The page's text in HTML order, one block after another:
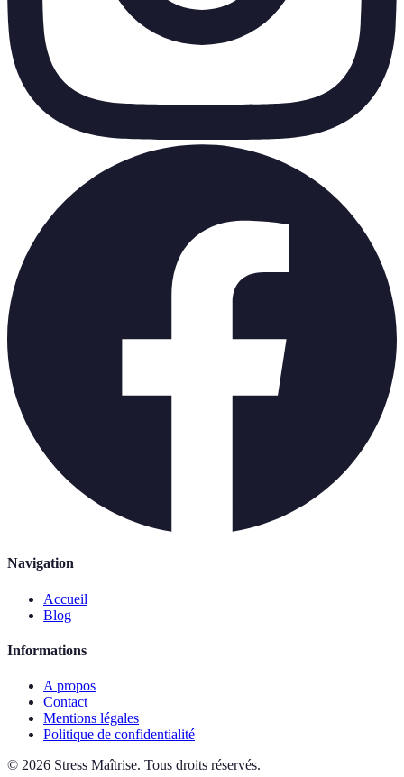
Navigation
Accueil
Blog
Informations
A propos
Contact
Mentions légales
Politique de confidentialité
© 2026 Stress Maîtrise. Tous droits réservés.